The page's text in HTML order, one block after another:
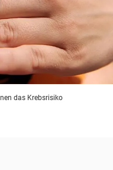
das Krebsrisiko